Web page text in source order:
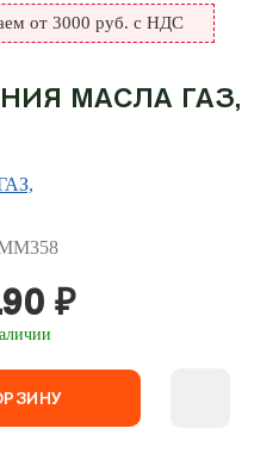
от 3000 руб. с НДС
МАСЛА ГАЗ,
₽